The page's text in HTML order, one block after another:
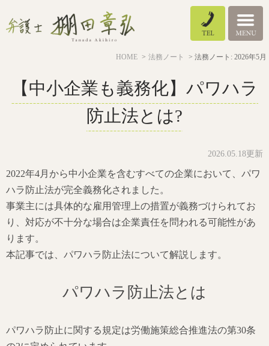
HOME 法務ノート 法務ノート: 2026年5月
【中小企業も義務化】パワハラ
防止法とは?
2026.05.18更新
2022年4月から中小企業を含むすべての企業において、パワ
ハラ防止法が完全義務化されました。
事業主には具体的な雇用管理上の措置が義務づけられてお
り、対応が不十分な場合は企業責任を問われる可能性があ
ります。
本記事では、パワハラ防止法について解説します。
パワハラ防止法とは
パワハラ防止に関する規定は労働施策総合推進法の第30条